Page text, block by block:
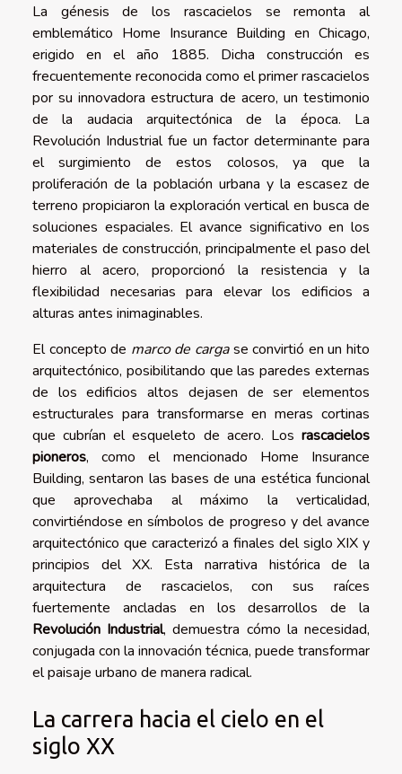
La génesis de los rascacielos se remonta al
emblemático Home Insurance Building en Chicago,
erigido en el año 1885. Dicha construcción es
frecuentemente reconocida como el primer rascacielos
por su innovadora estructura de acero, un testimonio
de la audacia arquitectónica de la época. La
Revolución Industrial fue un factor determinante para
el surgimiento de estos colosos, ya que la
proliferación de la población urbana y la escasez de
terreno propiciaron la exploración vertical en busca de
soluciones espaciales. El avance significativo en los
materiales de construcción, principalmente el paso del
hierro al acero, proporcionó la resistencia y la
flexibilidad necesarias para elevar los edificios a
alturas antes inimaginables.
El concepto de marco de cargase convirtió en un hito
arquitectónico, posibilitando que las paredes externas
de los edificios altos dejasen de ser elementos
estructurales para transformarse en meras cortinas
que cubrían el esqueleto de acero. Los rascacielos
pioneros, como el mencionado Home Insurance
Building, sentaron las bases de una estética funcional
que aprovechaba al máximo la verticalidad,
convirtiéndose en símbolos de progreso y del avance
arquitectónico que caracterizó a finales del siglo XIX y
principios del XX. Esta narrativa histórica de la
arquitectura de rascacielos, con sus raíces
fuertemente ancladas en los desarrollos de la
Revolución Industrial, demuestra cómo la necesidad,
conjugada con la innovación técnica, puede transformar
el paisaje urbano de manera radical.
La carrera hacia el cielo en el
siglo XX